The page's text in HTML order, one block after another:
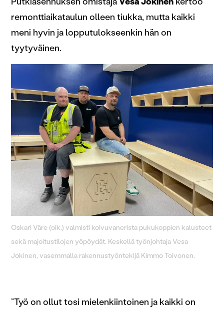
remonttiaikataulun olleen tiukka, mutta kaikki
meni hyvin ja lopputulokseenkin hän on
tyytyväinen.
Oskari Väre (oik.) valmisti koivuvanerista pukukoppien kalusteet
sekä majoitustilojen yöpöydät. Keskellä työnjohtaja Vesa
Jokinen, vasemmalla rakennustyöntekijä Kimmo Toivonen.
”Työ on ollut tosi mielenkiintoinen ja kaikki on